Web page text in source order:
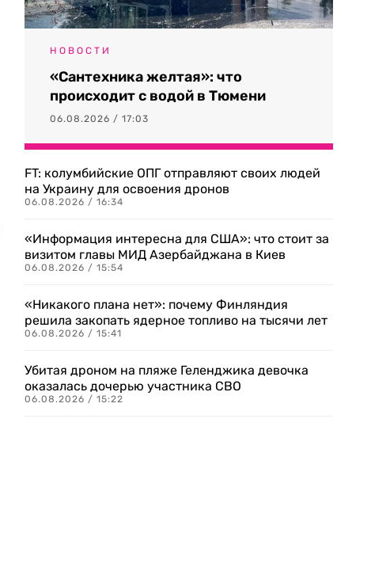
НОВОСТИ
«Сантехника желтая»: что
происходит с водой в Тюмени
06.08.2026 / 17:03
FT: колумбийские ОПГ отправляют своих людей
на Украину для освоения дронов
06.08.2026 / 16:34
«Информация интересна для США»: что стоит за
визитом главы МИД Азербайджана в Киев
06.08.2026 / 15:54
«Никакого плана нет»: почему Финляндия
решила закопать ядерное топливо на тысячи лет
06.08.2026 / 15:41
Убитая дроном на пляже Геленджика девочка
оказалась дочерью участника СВО
06.08.2026 / 15:22